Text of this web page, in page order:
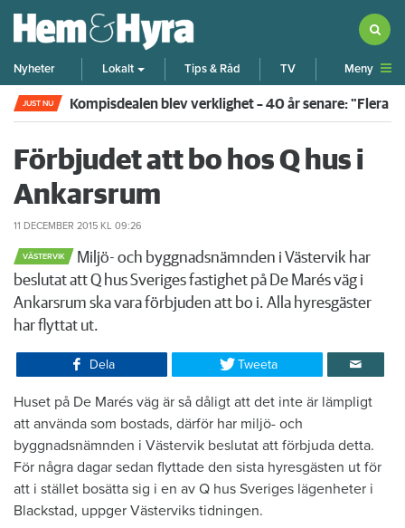
Nyheter Lokalt Tips & Råd TV Meny
JUST NU Kompisdealen blev verklighet – 40 år senare: "Flera
Förbjudet att bo hos Q hus i
Ankarsrum
11 DECEMBER 2015 KL 09:26
VÄSTERVIK
Miljö- och byggnadsnämnden i Västervik har
beslutat att Q hus Sveriges fastighet på De Marés väg i
Ankarsrum ska vara förbjuden att bo i. Alla hyresgäster
har flyttat ut.
Dela Tweeta
Huset på De Marés väg är så dåligt att det inte är lämpligt
att använda som bostads, därför har miljö- och
byggnadsnämnden i Västervik beslutat att förbjuda detta.
För några dagar sedan flyttade den sista hyresgästen ut för
att i stället bosätta sig i en av Q hus Sveriges lägenheter i
Blackstad, uppger Västerviks tidningen.